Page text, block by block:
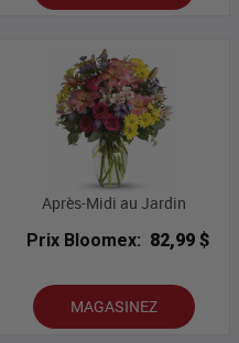
Après-Midi au Jardin
Prix Bloomex: 82,99 $
MAGASINEZ